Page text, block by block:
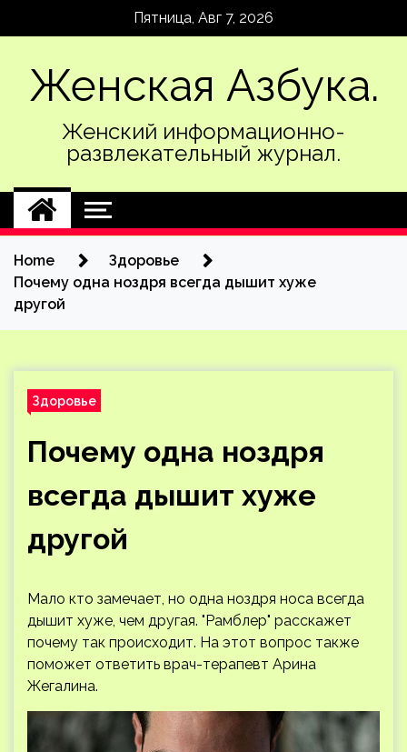
Пятница, Авг 7, 2026
Женская Азбука.
Женский информационно-
развлекательный журнал.
Home
Здоровье
Почему одна ноздря всегда дышит хуже
другой
Здоровье
Почему одна ноздря
всегда дышит хуже
другой
Мало кто замечает, но одна ноздря носа всегда
дышит хуже, чем другая. "Рамблер" расскажет
почему так происходит. На этот вопрос также
поможет ответить врач-терапевт Арина
Жегалина.